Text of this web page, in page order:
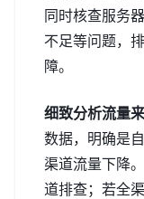
同时核查服务
不足等问题，
障。
细致分析流量
数据，明确是
渠道流量下降
道排查；若全